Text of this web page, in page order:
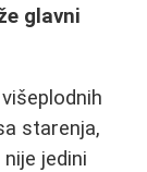
glavni
starenja,
jedini